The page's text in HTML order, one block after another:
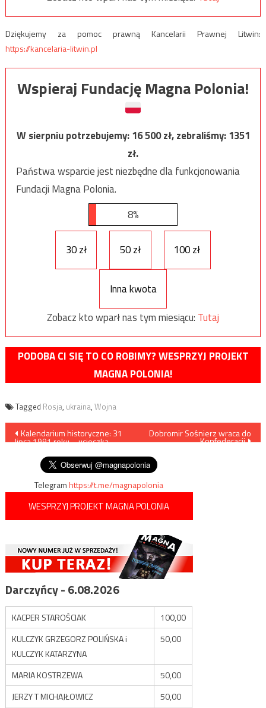
Dziękujemy za pomoc prawną Kancelarii Prawnej Litwin:
https://kancelaria-litwin.pl
Wspieraj Fundację Magna Polonia!
W sierpniu potrzebujemy:16 500zł, zebraliśmy:1351
zł.
Państwa wsparcie jest niezbędne dla funkcjonowania
Fundacji Magna Polonia.
8%
30 zł 50 zł 100 zł
Inna kwota
Zobacz kto wparł nas tym miesiącu: Tutaj
PODOBA CI SIĘ TO CO ROBIMY? WESPRZYJ PROJEKT
MAGNA POLONIA!
Tagged Rosja, ukraina, Wojna
Nawigacja
wpisu
Kalendarium historyczne: 31
lipca 1991 roku – ucieczka
Dobromir Sośnierz wraca do
Konfederacji
Telegramhttps://t.me/magnapolonia
WESPRZYJ PROJEKT MAGNA POLONIA
Darczyńcy - 6.08.2026
KACPER STAROŚCIAK
100,00
KULCZYK GRZEGORZ POLIŃSKA i
KULCZYK KATARZYNA
50,00
MARIA KOSTRZEWA
50,00
JERZY T MICHAJŁOWICZ
50,00